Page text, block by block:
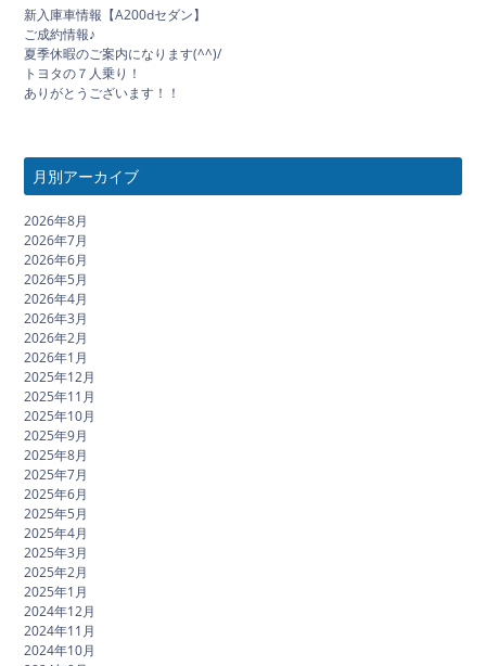
新入庫車情報【A200dセダン】
ご成約情報♪
夏季休暇のご案内になります(^^)/
トヨタの７人乗り！
ありがとうございます！！
月別アーカイブ
2026年8月
2026年7月
2026年6月
2026年5月
2026年4月
2026年3月
2026年2月
2026年1月
2025年12月
2025年11月
2025年10月
2025年9月
2025年8月
2025年7月
2025年6月
2025年5月
2025年4月
2025年3月
2025年2月
2025年1月
2024年12月
2024年11月
2024年10月